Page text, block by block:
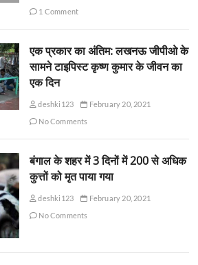
1 Comment
एक प्रकार का अंतिम: लखनऊ जीपीओ के
सामने टाइपिस्ट कृष्ण कुमार के जीवन का
एक दिन
deshki123
February 20, 2021
No Comments
बंगाल के शहर में 3 दिनों में 200 से अधिक
कुत्तों को मृत पाया गया
deshki123
February 20, 2021
No Comments